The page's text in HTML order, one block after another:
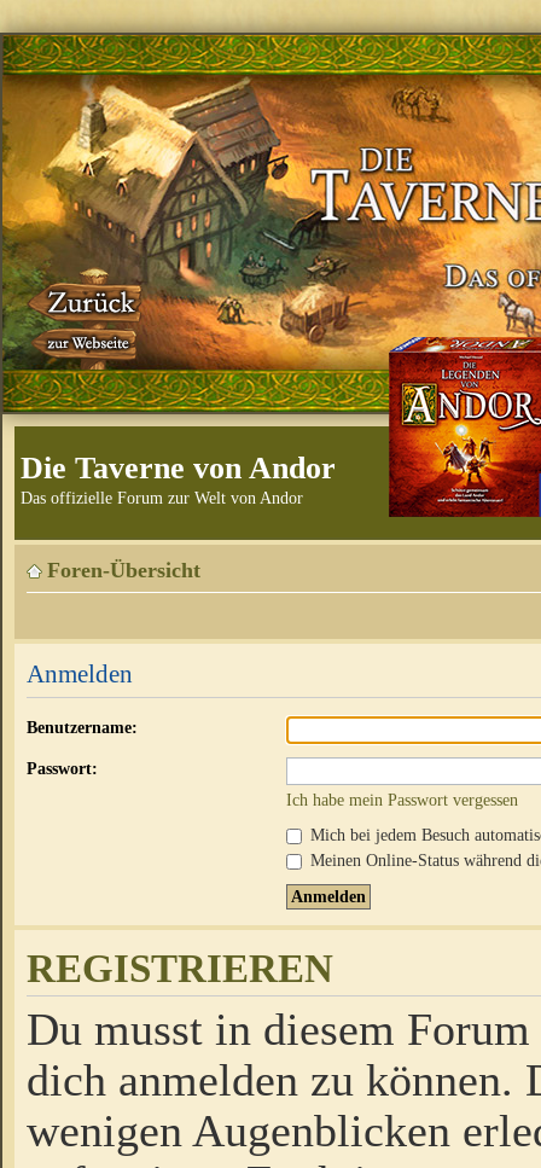
Die Taverne von Andor
Das offizielle Forum zur Welt von Andor
Foren-Übersicht
Anmelden
Benutzername:
Passwort:
Ich habe mein Passwort vergessen
Mich bei jedem Besuch
Meinen Online-Status während
REGISTRIEREN
Du musst in diesem
dich anmelden zu
wenigen Augenblicken